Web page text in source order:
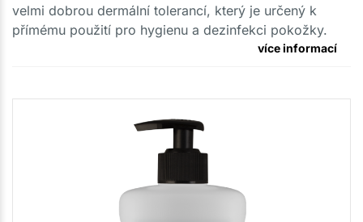
velmi dobrou dermální tolerancí, který je určený k
přímému použití pro hygienu a dezinfekci pokožky.
více informací